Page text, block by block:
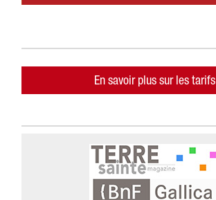
En savoir plus sur les tarifs